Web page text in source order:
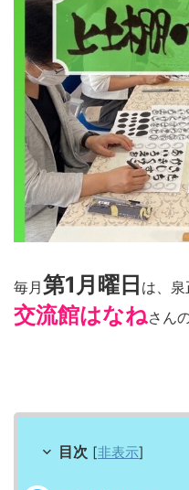
毎月第1月曜日 は、
交流館はなねさん
目次 [非表示]